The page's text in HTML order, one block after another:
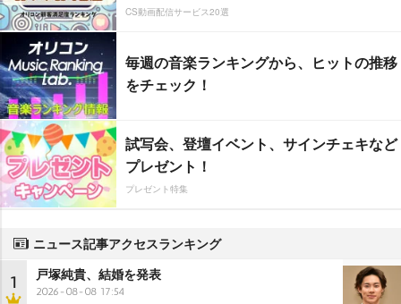
CS動画配信サービス20選
毎週の音楽ランキングから、ヒットの推移
をチェック！
試写会、登壇イベント、サインチェキなど
プレゼント！
プレゼント特集
ニュース記事アクセスランキング
1 戸塚純貴、結婚を発表
2026-08-08 17:54